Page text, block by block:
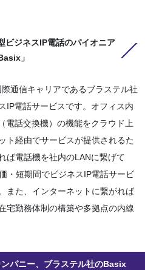
ビジネスIP電話のパイオニア
」
通信キャリアであるブラステル社
IP電話サービスです。オフィス内
電話交換機）の機能をクラウド上
ト経由でサービスが提供されるた
ば電話機を社内のLANに繋げて
・短期間でビジネスIP電話サービ
また、インターネットに繋がれば
宅勤務体制の構築や多拠点の内線
パニー、ブラステル社のBasix